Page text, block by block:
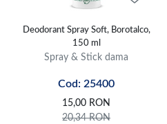
Deodorant Spray Soft, Borotalco,
150 ml
Spray & Stick dama
Cod: 25400
15,00 RON
20,34RON